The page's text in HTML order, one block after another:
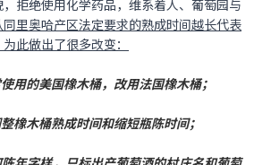
拒绝使用化学药品，维系着人、葡萄园与
里奥哈产区法定要求的熟成时间越长代表
此做出了很多改变：
用的美国橡木桶，改用法国橡木桶；
橡木桶熟成时间和缩短瓶陈时间；